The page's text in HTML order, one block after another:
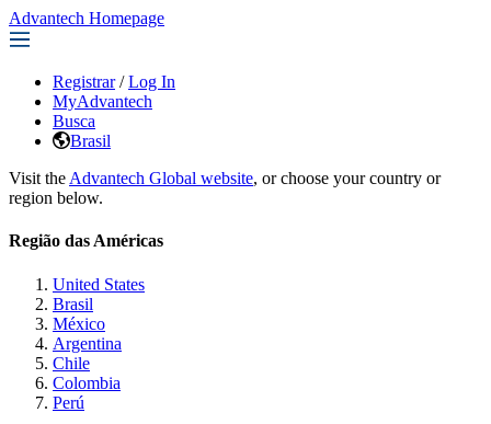
Advantech Homepage
Registrar / Log In
MyAdvantech
Busca
Brasil
Visit the Advantech Global website, or choose your country or
region below.
Região das Américas
United States
Brasil
México
Argentina
Chile
Colombia
Perú